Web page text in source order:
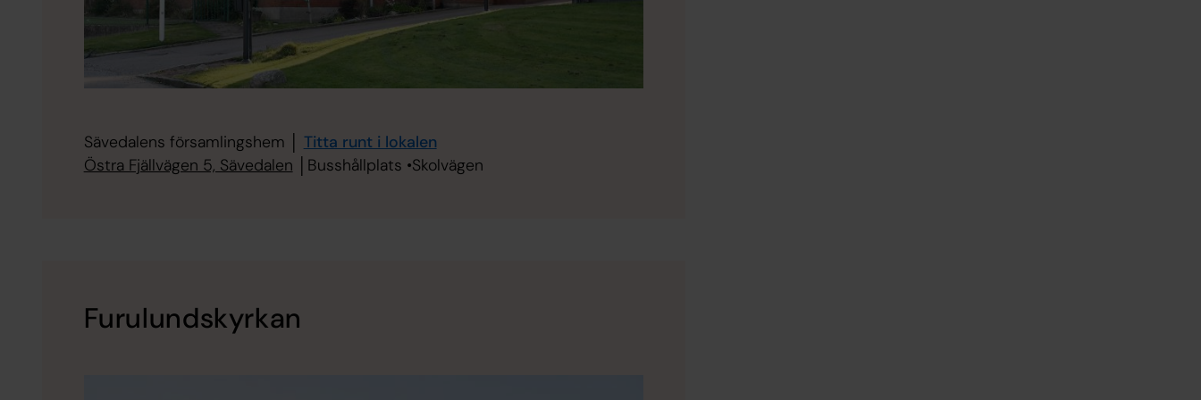
Sävedalens församlingshem │ Titta runt i lokalen
Östra Fjällvägen 5, Sävedalen │Busshållplats •Skolvägen
Furulundskyrkan